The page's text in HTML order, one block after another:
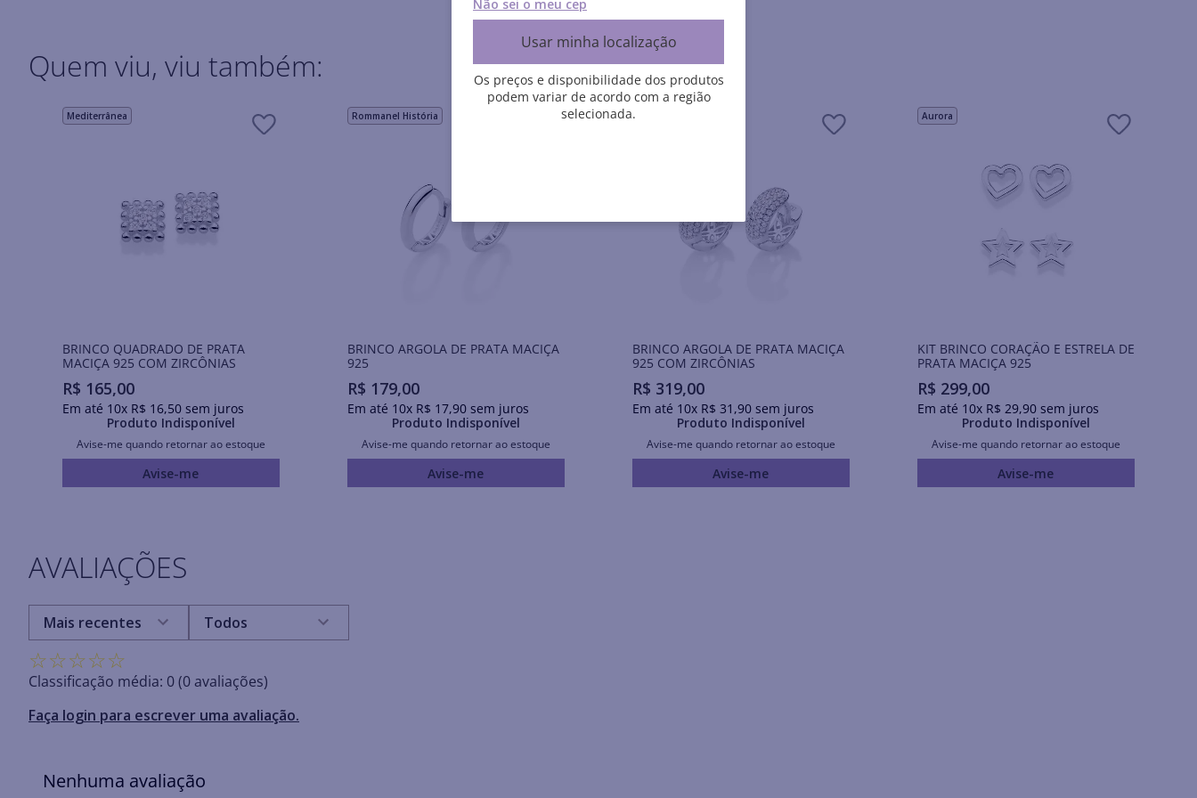
Quem viu, viu também:
Mediterrânea
BRINCO QUADRADO DE PRATA
MACIÇA 925 COM ZIRCÔNIAS
R$ 165,00
Em até 10x R$ 16,50sem juros
Produto Indisponível
Avise-me quando retornar ao estoque
Avise-me
Rommanel História
BRINCO ARGOLA DE PRATA MACIÇA
925
R$ 179,00
Em até 10x R$ 17,90sem juros
Produto Indisponível
Avise-me quando retornar ao estoque
Avise-me
BRINCO ARGOLA DE PRATA MACIÇA
925 COM ZIRCÔNIAS
R$ 319,00
Em até 10x R$ 31 ,90sem juros
Produto Indisponível
Avise-me quando retornar ao estoque
Avise-me
Aurora
KIT BRINCO CORAÇÃO E ESTRELA DE
PRATA MACIÇA 925
R$ 299,00
Em até 10x R$ 29,90sem juros
Produto Indisponível
Avise-me quando retornar ao estoque
Avise-me
AVALIAÇÕES
☆☆☆☆☆
Classificação média: 0(0 avaliações)
Faça login para escrever uma avaliação.
Mais recentes Todos
Nenhuma avaliação
Não sei o meu cep
Usar minha localização
Os preços e disponibilidade dos produtos
podem variar de acordo com a região
selecionada.